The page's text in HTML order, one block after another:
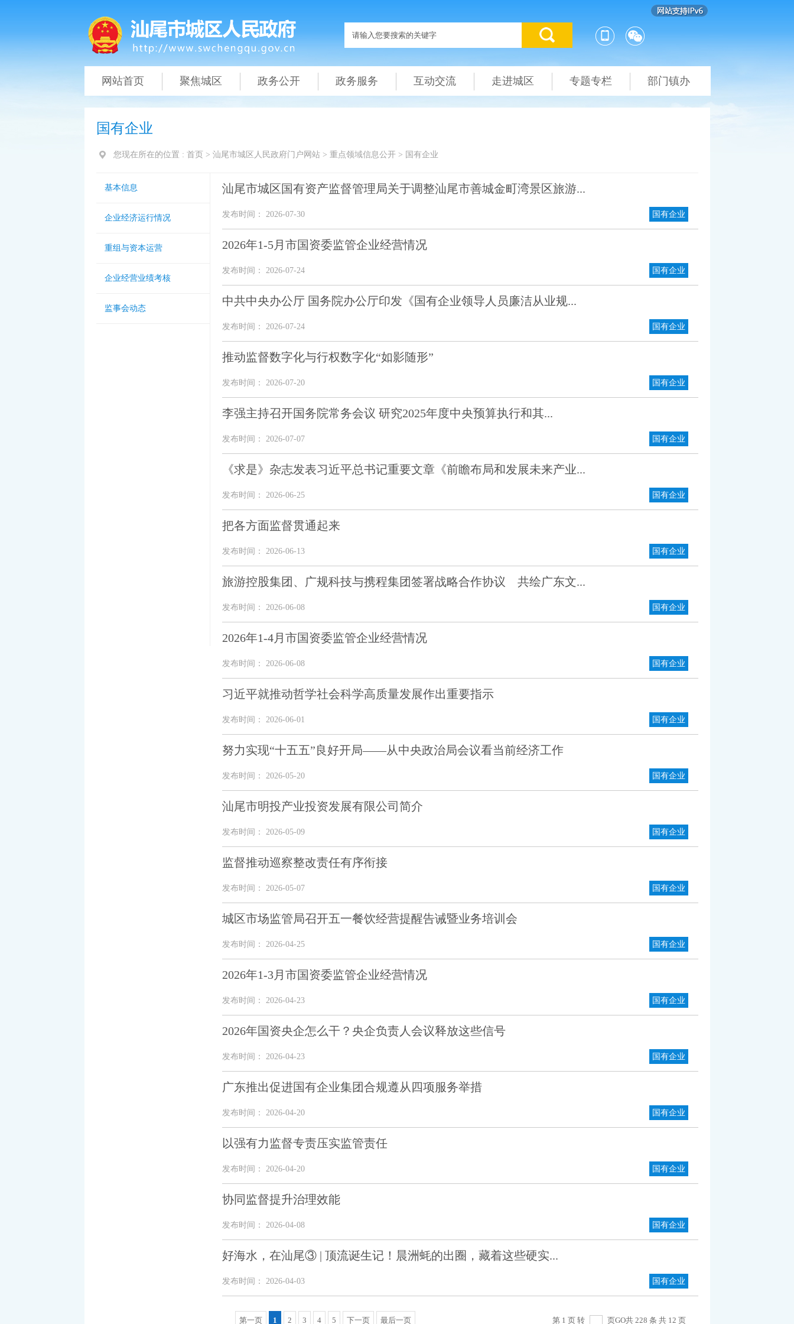
网站首页 聚焦城区 政务公开 政务服务 互动交流 走进城区 专题专栏 部门镇办
国有企业
您现在所在的位置 : 首页 > 汕尾市城区人民政府门户网站> 重点领域信息公开> 国有企业
基本信息
企业经济运行情况
重组与资本运营
企业经营业绩考核
监事会动态
汕尾市城区国有资产监督管理局关于调整汕尾市善城金町湾景区旅游...
发布时间： 2026-07-30 国有企业
2026年1-5月市国资委监管企业经营情况
发布时间： 2026-07-24 国有企业
中共中央办公厅 国务院办公厅印发《国有企业领导人员廉洁从业规...
发布时间： 2026-07-24 国有企业
推动监督数字化与行权数字化“如影随形”
发布时间： 2026-07-20 国有企业
李强主持召开国务院常务会议 研究2025年度中央预算执行和其...
发布时间： 2026-07-07 国有企业
《求是》杂志发表习近平总书记重要文章《前瞻布局和发展未来产业...
发布时间： 2026-06-25 国有企业
把各方面监督贯通起来
发布时间： 2026-06-13 国有企业
旅游控股集团、广规科技与携程集团签署战略合作协议 共绘广东文...
发布时间： 2026-06-08 国有企业
2026年1-4月市国资委监管企业经营情况
发布时间： 2026-06-08 国有企业
习近平就推动哲学社会科学高质量发展作出重要指示
发布时间： 2026-06-01 国有企业
努力实现“十五五”良好开局——从中央政治局会议看当前经济工作
发布时间： 2026-05-20 国有企业
汕尾市明投产业投资发展有限公司简介
发布时间： 2026-05-09 国有企业
监督推动巡察整改责任有序衔接
发布时间： 2026-05-07 国有企业
城区市场监管局召开五一餐饮经营提醒告诫暨业务培训会
发布时间： 2026-04-25 国有企业
2026年1-3月市国资委监管企业经营情况
发布时间： 2026-04-23 国有企业
2026年国资央企怎么干？央企负责人会议释放这些信号
发布时间： 2026-04-23 国有企业
广东推出促进国有企业集团合规遵从四项服务举措
发布时间： 2026-04-20 国有企业
以强有力监督专责压实监管责任
发布时间： 2026-04-20 国有企业
协同监督提升治理效能
发布时间： 2026-04-08 国有企业
好海水，在汕尾③ | 顶流诞生记！晨洲蚝的出圈，藏着这些硬实...
发布时间： 2026-04-03 国有企业
第一页 1 2 3 4 5 下一页 最后一页 第 1 页 转 页GO共 228 条 共 12 页